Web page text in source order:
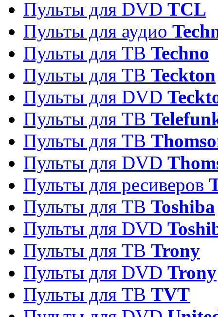
Пульты для DVD TCL
Пульты для аудио
Пульты для ТВ Techno
Пульты для ТВ Teckton
Пульты для DVD
Пульты для ТВ
Пульты для ТВ
Пульты для DVD
Пульты для ресиверов
Пульты для ТВ Toshiba
Пульты для DVD
Пульты для ТВ Trony
Пульты для DVD Trony
Пульты для ТВ TVT